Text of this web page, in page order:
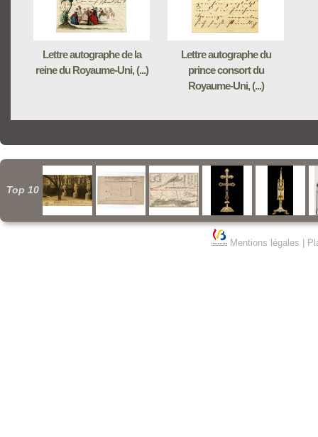
Lettre autographe de la
reine du Royaume-Uni, (...)
Lettre autographe du
prince consort du
Royaume-Uni, (...)
Top 10
Mentions légales